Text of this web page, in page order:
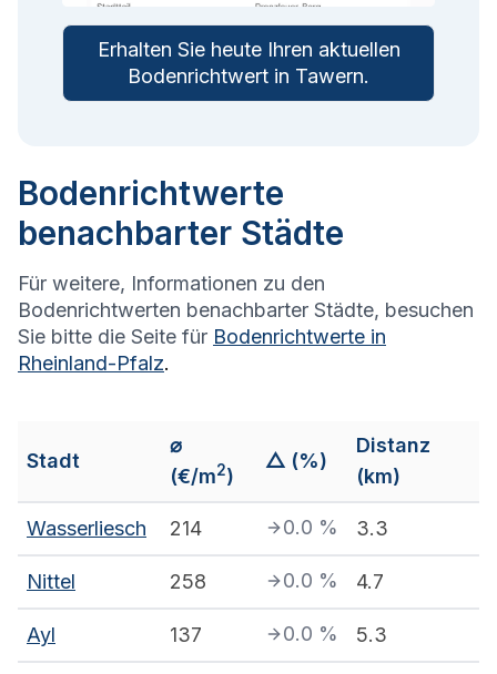
Erhalten Sie heute Ihren aktuellen
Bodenrichtwert in Tawern.
Bodenrichtwerte
benachbarter Städte
Für weitere, Informationen zu den
Bodenrichtwerten benachbarter Städte, besuchen
Sie bitte die Seite für Bodenrichtwerte in
Rheinland-Pfalz.
Stadt
⌀
(€/m2)
△ (%)
Distanz
(km)
Wasserliesch 214 0.0 % 3.3
Nittel 258 0.0 % 4.7
Ayl 137 0.0 % 5.3